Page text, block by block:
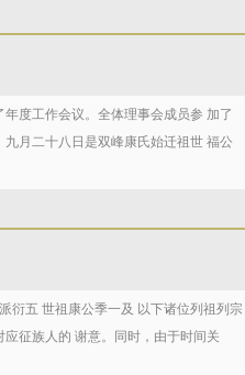
度工作会议。全体理事会成员参 加了
月二十八日是双峰康氏始迁祖世 福公
衍五 世祖康公季一及 以下诸位列祖列宗
征族人的 谢意。同时，由于时间关